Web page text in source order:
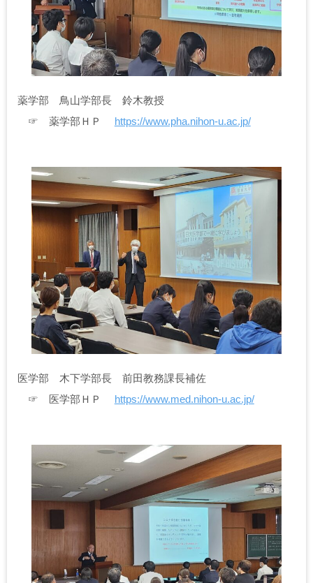
薬学部 鳥山学部長 鈴木教授
☞ 薬学部ＨＰ
https://www.pha.nihon-u.ac.jp/
医学部 木下学部長 前田教務課長補佐
☞ 医学部ＨＰ
https://www.med.nihon-u.ac.jp/